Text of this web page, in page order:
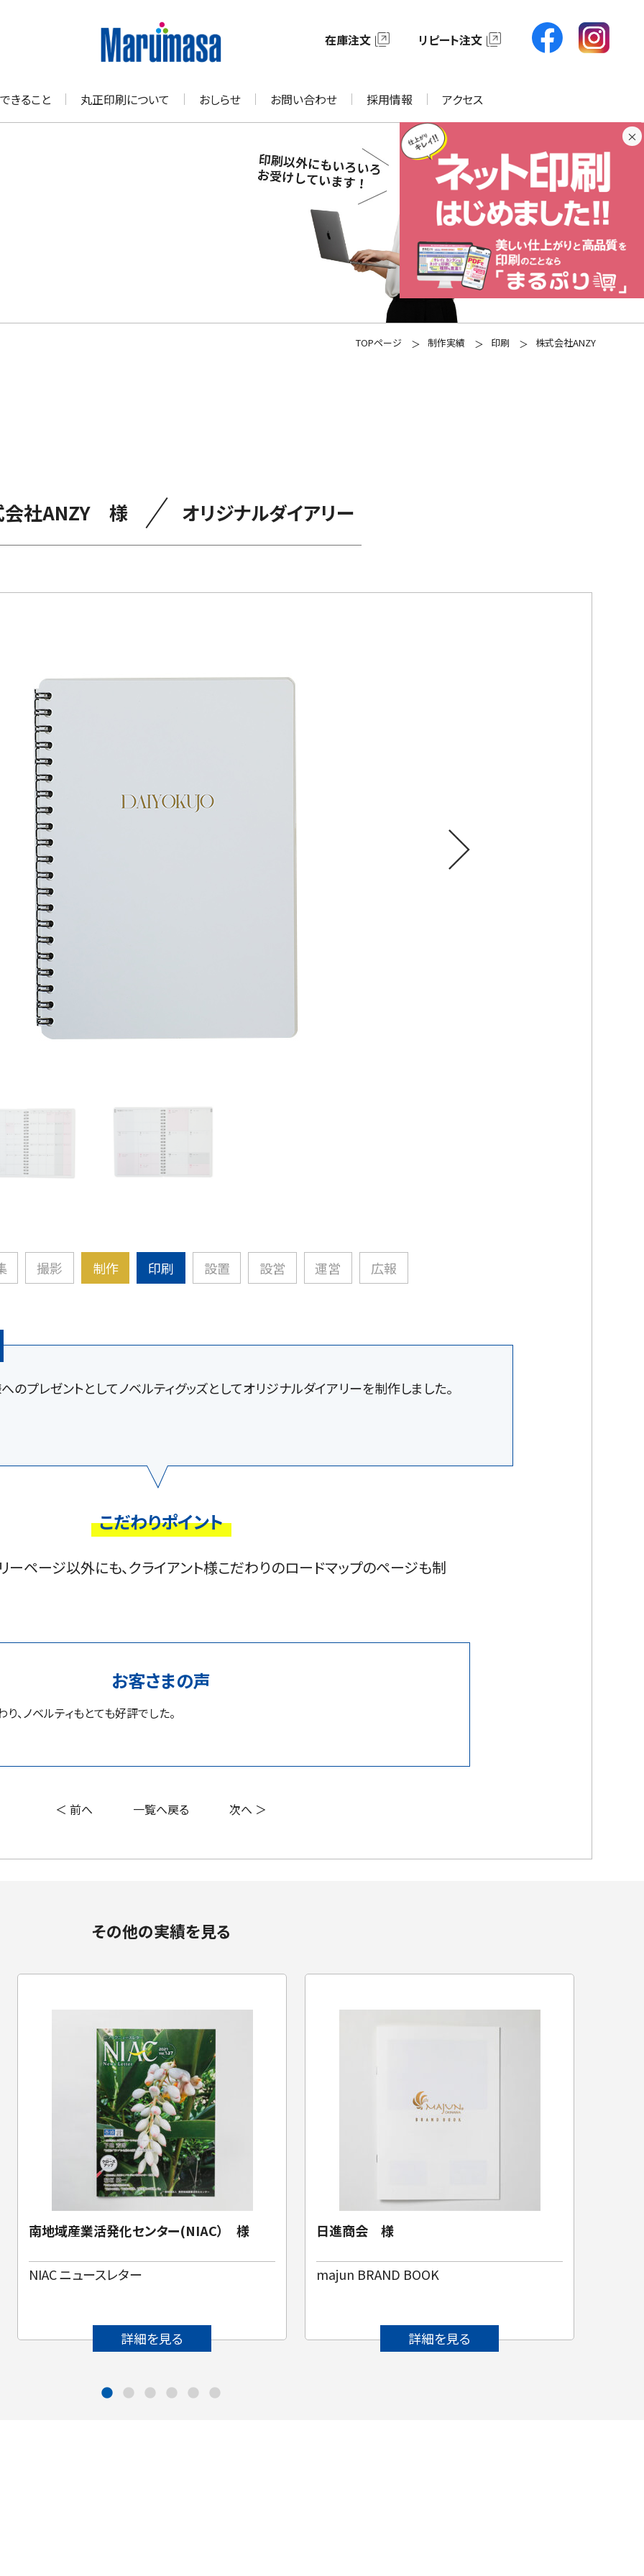
在庫注文 リピート注文
きること 丸正印刷について おしらせ お問い合わせ 採用情報 アクセス
TOPページ 制作実績 印刷 株式会社ANZY
会社ANZY 様 ／ オリジナルダイアリー
撮影 制作 印刷 設置 設営 運営 広報
のプレゼントとしてノベルティグッズとしてオリジナルダイアリーを制作しました。
こだわりポイント
ーページ以外にも、クライアント様こだわりのロードマップのページも制
お客さまの声
、ノベルティもとても好評でした。
＜ 前へ 一覧へ戻る 次へ ＞
その他の実績を見る
南地域産業活発化センター(NIAC） 様
NIAC ニュースレター
詳細を見る
日進商会 様
majun BRAND BOOK
詳細を見る
×